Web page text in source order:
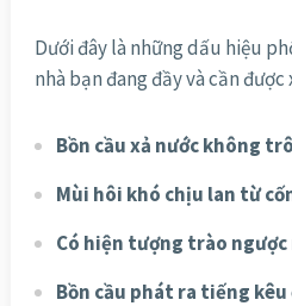
Dưới đây là những dấu hiệu
nhà bạn đang đầy và cần được
Bồn cầu xả nước không
Mùi hôi khó chịu lan từ
Có hiện tượng trào
Bồn cầu phát ra tiếng